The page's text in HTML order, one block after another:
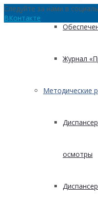
Журнал
Методические
осмотры
Следуйте за нами в
ВКонтакте